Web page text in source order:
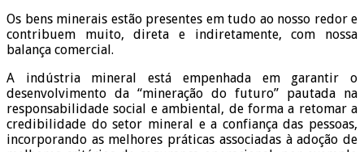
Os bens minerais estão presentes em tudo ao nosso redor e
contribuem muito, direta e indiretamente, com nossa
balança comercial.
A indústria mineral está empenhada em garantir o
desenvolvimento da “mineração do futuro” pautada na
responsabilidade social e ambiental, de forma a retomar a
credibilidade do setor mineral e a confiança das pessoas,
incorporando as melhores práticas associadas à adoção de